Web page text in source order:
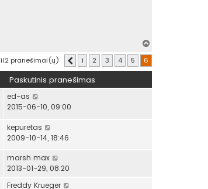
v
112 pranešimai(ų) Ankstesnis
1 2 3 4 5 6
Paskutinis pranešimas
ed-as
2015-06-10, 09:00
kepuretas
2009-10-14, 18:46
marsh max
2013-01-29, 08:20
Freddy Krueger